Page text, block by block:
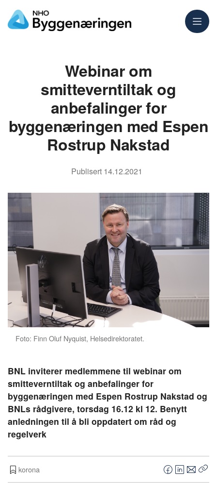
Meny
Webinar om
smitteverntiltak og
anbefalinger for
byggenæringen med Espen
Rostrup Nakstad
Publisert 14.12.2021
Foto: Finn Oluf Nyquist, Helsedirektoratet.
BNL inviterer medlemmene til webinar om
smitteverntiltak og anbefalinger for
byggenæringen med Espen Rostrup Nakstad og
BNLs rådgivere, torsdag 16.12 kl 12. Benytt
anledningen til å bli oppdatert om råd og
regelverk
korona
F
a
L
i
E
-